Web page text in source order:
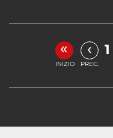
«
INIZIO
‹
PREC.
1